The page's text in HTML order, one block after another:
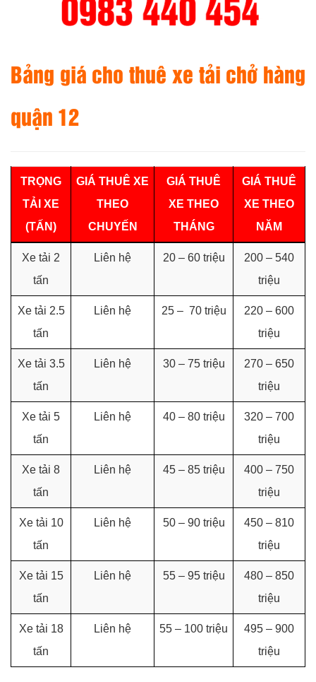
Bảng giá cho thuê xe tải chở hàng
quận 12
TRỌNG
TẢI XE
(TẤN)
GIÁ THUÊ XE
THEO
CHUYẾN
GIÁ THUÊ
XE THEO
THÁNG
GIÁ THUÊ
XE THEO
NĂM
Xe tải 2
tấn
Liên hệ 20 – 60 triệu
200 – 540
triệu
Xe tải 2.5
tấn
Liên hệ 25 – 70 triệu
220 – 600
triệu
Xe tải 3.5
tấn
Liên hệ 30 – 75 triệu
270 – 650
triệu
Xe tải 5
tấn
Liên hệ 40 – 80 triệu
320 – 700
triệu
Xe tải 8
tấn
Liên hệ 45 – 85 triệu
400 – 750
triệu
Xe tải 10
tấn
Liên hệ 50 – 90 triệu
450 – 810
triệu
Xe tải 15
tấn
Liên hệ 55 – 95 triệu
480 – 850
triệu
Xe tải 18
tấn
Liên hệ 55 – 100 triệu
495 – 900
triệu